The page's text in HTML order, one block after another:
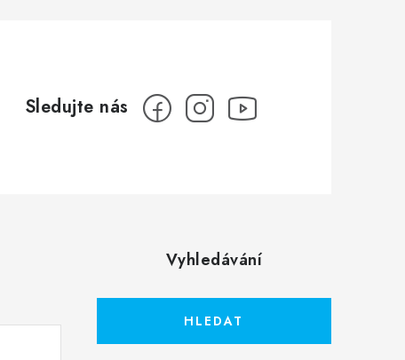
Vyhledávání
HLEDAT